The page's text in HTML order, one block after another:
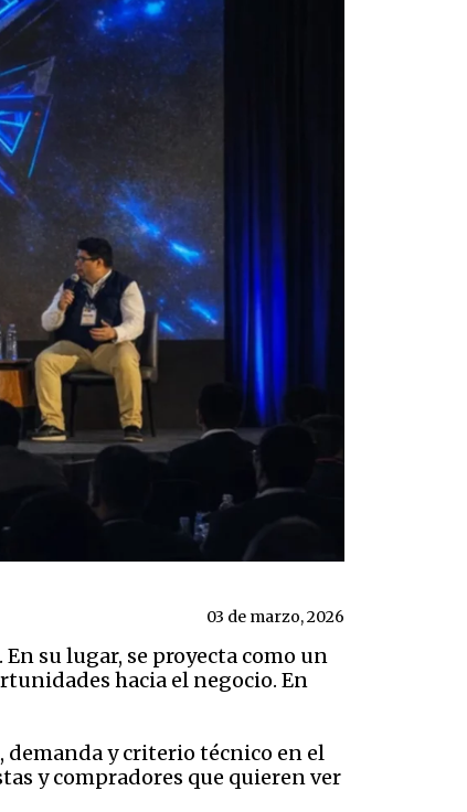
03 de marzo, 2026
su lugar, se proyecta como un
hacia el negocio. En
demanda y criterio técnico en el
y compradores que quieren ver